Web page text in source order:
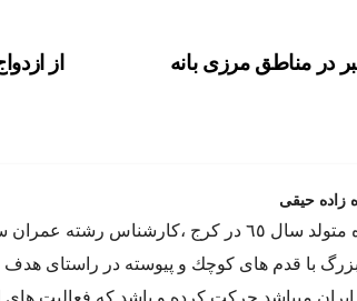
از
حیقی
حسن حمزه زاده متولد سال ٦٥ در كرج
بزرگ با قدم هاى كوچك و پيوسته در راستاى هدف
ميباشد حركت كرده و باشد كه فعاليت